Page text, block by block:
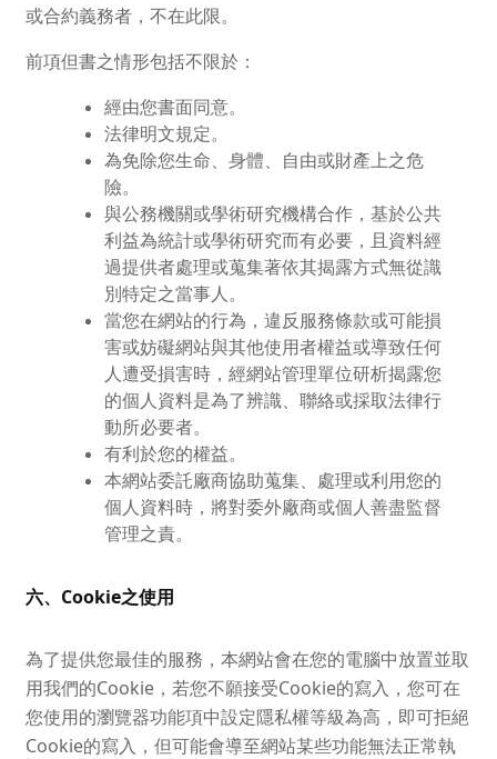
或合約義務者，不在此限。
前項但書之情形包括不限於：
經由您書面同意。
法律明文規定。
為免除您生命、身體、自由或財產上之危
險。
與公務機關或學術研究機構合作，基於公共
利益為統計或學術研究而有必要，且資料經
過提供者處理或蒐集著依其揭露方式無從識
別特定之當事人。
當您在網站的行為，違反服務條款或可能損
害或妨礙網站與其他使用者權益或導致任何
人遭受損害時，經網站管理單位研析揭露您
的個人資料是為了辨識、聯絡或採取法律行
動所必要者。
有利於您的權益。
本網站委託廠商協助蒐集、處理或利用您的
個人資料時，將對委外廠商或個人善盡監督
管理之責。
六、Cookie之使用
為了提供您最佳的服務，本網站會在您的電腦中放置並取
用我們的Cookie，若您不願接受Cookie的寫入，您可在
您使用的瀏覽器功能項中設定隱私權等級為高，即可拒絕
Cookie的寫入，但可能會導至網站某些功能無法正常執